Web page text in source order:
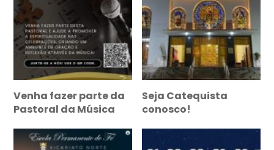
Venha fazer parte da
Pastoral da Música
Seja Catequista
conosco!